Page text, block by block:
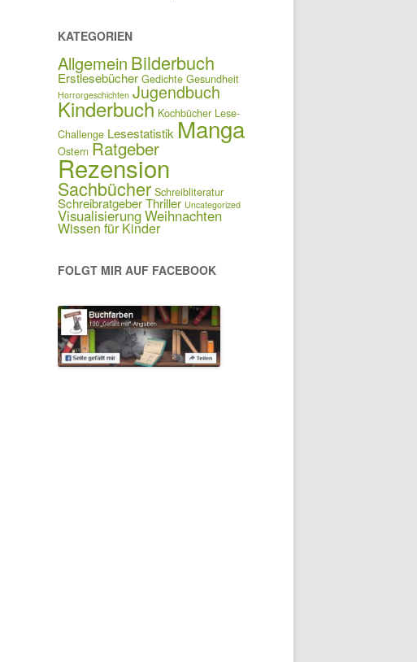
KATEGORIEN
Allgemein Bilderbuch
Erstlesebücher Gedichte Gesundheit
Horrorgeschichten Jugendbuch
Kinderbuch Kochbücher Lese-
Challenge Lesestatistik Manga
Ostern Ratgeber
Rezension
Sachbücher Schreibliteratur
SchreibratgeberThriller Uncategorized
VisualisierungWeihnachten
Wissen für Kinder
FOLGT MIR AUF FACEBOOK